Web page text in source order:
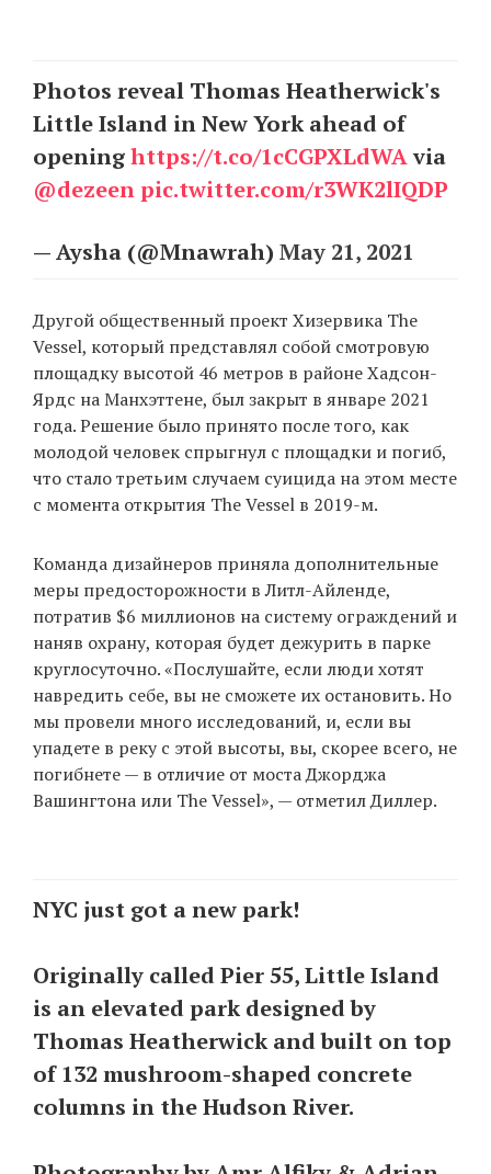
Photos reveal Thomas Heatherwick's
Little Island in New York ahead of
openinghttps://t.co/1cCGPXLdWAvia
@dezeenpic.twitter.com/r3WK2lIQDP
— Aysha (@Mnawrah) May 21, 2021
Другой общественный проект Хизервика The
Vessel, который представлял собой смотровую
площадку высотой 46 метров в районе Хадсон-
Ярдс на Манхэттене, был закрыт в январе 2021
года. Решение было принято после того, как
молодой человек спрыгнул с площадки и погиб,
что стало третьим случаем суицида на этом месте
с момента открытия The Vessel в 2019-м.
Команда дизайнеров приняла дополнительные
меры предосторожности в Литл-Айленде,
потратив $6 миллионов на систему ограждений и
наняв охрану, которая будет дежурить в парке
круглосуточно. «Послушайте, если люди хотят
навредить себе, вы не сможете их остановить. Но
мы провели много исследований, и, если вы
упадете в реку с этой высоты, вы, скорее всего, не
погибнете — в отличие от моста Джорджа
Вашингтона или The Vessel», — отметил Диллер.
NYC just got a new park!
Originally called Pier 55, Little Island
is an elevated park designed by
Thomas Heatherwick and built on top
of 132 mushroom-shaped concrete
columns in the Hudson River.